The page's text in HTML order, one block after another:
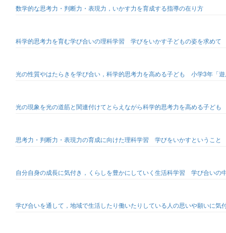
数学的な思考力・判断力・表現力，いかす力を育成する指導の在り方
科学的思考力を育む学び合いの理科学習 学びをいかす子どもの姿を求めて
光の性質やはたらきを学び合い，科学的思考力を高める子ども 小学3年「
光の現象を光の道筋と関連付けてとらえながら科学的思考力を高める子ど
思考力・判断力・表現力の育成に向けた理科学習 学びをいかすということ
自分自身の成長に気付き，くらしを豊かにしていく生活科学習 学び合いの
学び合いを通して，地域で生活したり働いたりしている人の思いや願いに